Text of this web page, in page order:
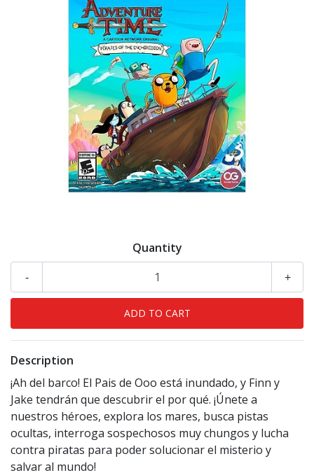
Quantity
+
-
Description
¡Ah del barco! El Pais de Ooo está inundado, y Finn y
Jake tendrán que descubrir el por qué. ¡Únete a
nuestros héroes, explora los mares, busca pistas
ocultas, interroga sospechosos muy chungos y lucha
contra piratas para poder solucionar el misterio y
salvar al mundo!